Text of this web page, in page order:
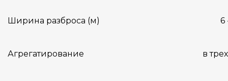
Ширина разброса (м) 6
Агрегатирование в